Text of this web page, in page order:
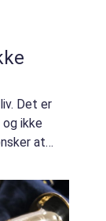
Det er
ikke
at